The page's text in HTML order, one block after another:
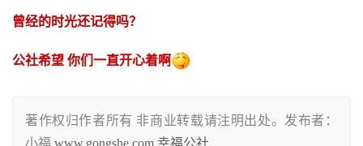
曾经的时光还记得吗？
公社希望 你们一直开心着啊
著作权归作者所有 非商业转载请注明出处。发布者：
小福 www.gongshe.com 幸福公社